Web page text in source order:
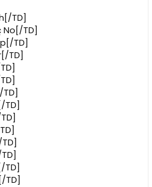
TD]
No[/TD]
TD]
TD]
TD]
TD]
TD]